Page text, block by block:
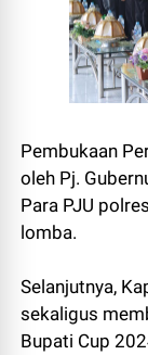
Pembukaan
oleh Pj.
Para PJU
lomba.
Selanjutnya,
sekaligus
Bupati Cup